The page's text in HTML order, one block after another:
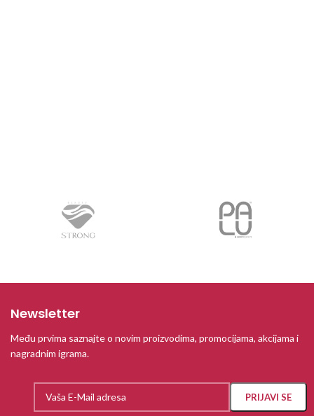
Newsletter
Među prvima saznajte o novim proizvodima, promocijama, akcijama i
nagradnim igrama.